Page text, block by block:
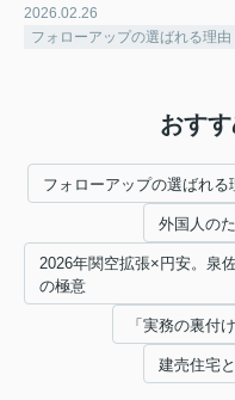
2026.02.26
フォローアップの選ばれる理由
おす
フォローアップの選ばれる
外国人の
2026年関空拡張×円安。泉
の極意
「実務の裏付
建売住宅